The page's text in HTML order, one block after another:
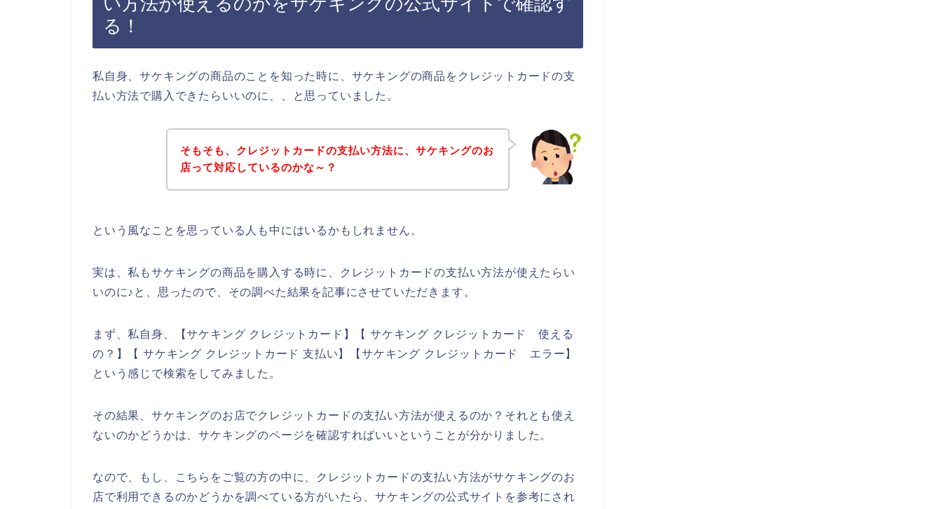
る！
私自身、サケキングの商品のことを知った時に、サケキングの商品をクレジットカードの支
払い方法で購入できたらいいのに、、と思っていました。
そもそも、クレジットカードの支払い方法に、サケキングのお
店って対応しているのかな～？
という風なことを思っている人も中にはいるかもしれません。
実は、私もサケキングの商品を購入する時に、クレジットカードの支払い方法が使えたらい
いのに♪と、思ったので、その調べた結果を記事にさせていただきます。
まず、私自身、【サケキング クレジットカード】【 サケキング クレジットカード 使える
の？】【 サケキング クレジットカード 支払い】【サケキング クレジットカード エラー】
という感じで検索をしてみました。
その結果、サケキングのお店でクレジットカードの支払い方法が使えるのか？それとも使え
ないのかどうかは、サケキングのページを確認すればいいということが分かりました。
なので、もし、こちらをご覧の方の中に、クレジットカードの支払い方法がサケキングのお
店で利用できるのかどうかを調べている方がいたら、サケキングの公式サイトを参考にされ